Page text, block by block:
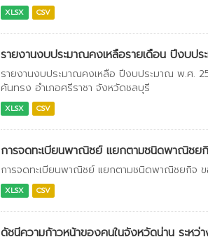
XLSX CSV
รายงานงบประมาณคงเหลือรายเดือน ปีงบป
รายงานงบประมาณคงเหลือ ปีงบประมาณ พ.ศ.
คันทรง อำเภอศรีราชา จังหวัดชลบุรี
XLSX CSV
การจดทะเบียนพาณิชย์ แยกตามชนิดพาณิชย
การจดทะเบียนพาณิชย์ แยกตามชนิดพาณิชยกิจ ข
XLSX CSV
ดัชนีความก้าวหน้าของคนในจังหวัดน่าน ระห